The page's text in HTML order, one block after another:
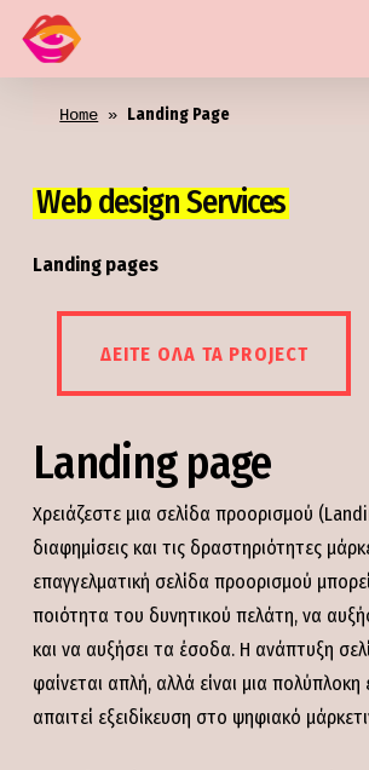
main
contentHome » Landing Page
Web design Services
Landing pages
ΔΕΊΤΕ ΌΛΑ ΤΑ PROJECT
Landing page
Χρειάζεστε μια σελίδα προορισμού
διαφημίσεις και τις δραστηριότητες
επαγγελματική σελίδα προορισμού
ποιότητα του δυνητικού πελάτη, να
και να αυξήσει τα έσοδα. Η ανάπτυξη
φαίνεται απλή, αλλά είναι μια
απαιτεί εξειδίκευση στο ψηφιακό